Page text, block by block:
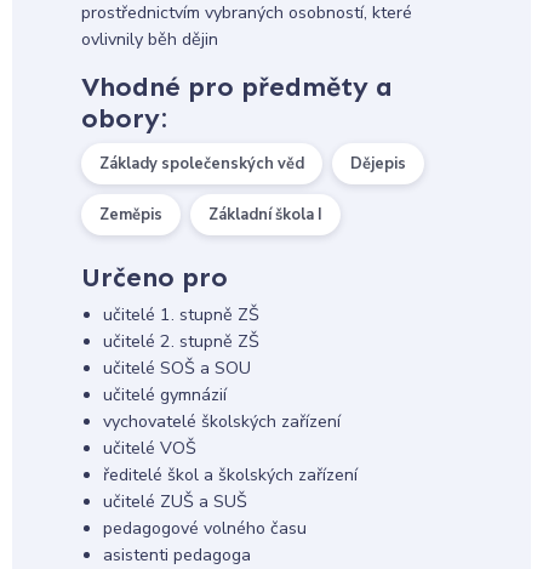
prostřednictvím vybraných osobností, které
ovlivnily běh dějin
Vhodné pro předměty a
obory:
Základy společenských věd Dějepis
Zeměpis Základní škola I
Určeno pro
učitelé 1. stupně ZŠ
učitelé 2. stupně ZŠ
učitelé SOŠ a SOU
učitelé gymnázií
vychovatelé školských zařízení
učitelé VOŠ
ředitelé škol a školských zařízení
učitelé ZUŠ a SUŠ
pedagogové volného času
asistenti pedagoga